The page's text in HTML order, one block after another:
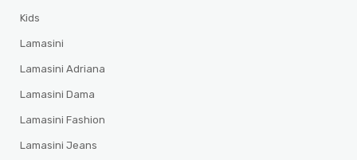
Kids
Lamasini
Lamasini Adriana
Lamasini Dama
Lamasini Fashion
Lamasini Jeans